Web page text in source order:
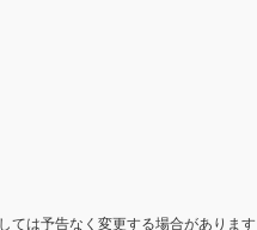
ては予告なく変更する場合があります